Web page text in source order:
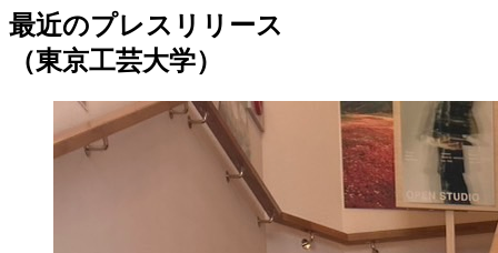
最近のプレスリリース
（東京工芸大学）